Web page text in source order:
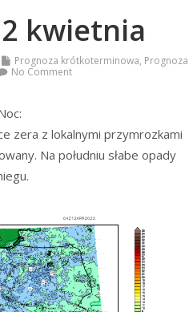
kwietnia
Prognoza krótkoterminowa, Prognoza
No Comment
zera z lokalnymi przymrozkami
Na południu słabe opady